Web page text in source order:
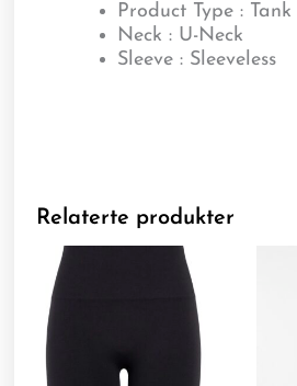
Product Type :
Neck : U-Neck
Sleeve : Sleeveless
Relaterte produkter